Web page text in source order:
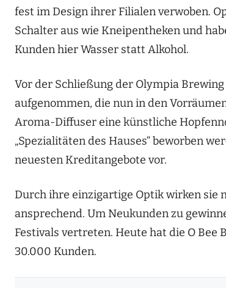
fest im Design ihrer Filialen verwoben.
Schalter aus wie Kneipentheken und
Kunden hier Wasser statt Alkohol.
Vor der Schließung der Olympia
aufgenommen, die nun in den
Aroma-Diffuser eine künstliche
„Spezialitäten des Hauses“ beworben
neuesten Kreditangebote vor.
Durch ihre einzigartige Optik wirken sie
ansprechend. Um Neukunden zu
Festivals vertreten. Heute hat die O
30.000 Kunden.